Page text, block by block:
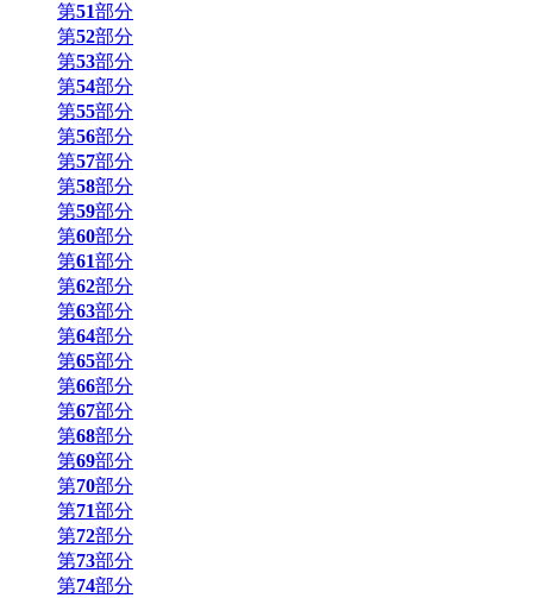
第51部分
第52部分
第53部分
第54部分
第55部分
第56部分
第57部分
第58部分
第59部分
第60部分
第61部分
第62部分
第63部分
第64部分
第65部分
第66部分
第67部分
第68部分
第69部分
第70部分
第71部分
第72部分
第73部分
第74部分